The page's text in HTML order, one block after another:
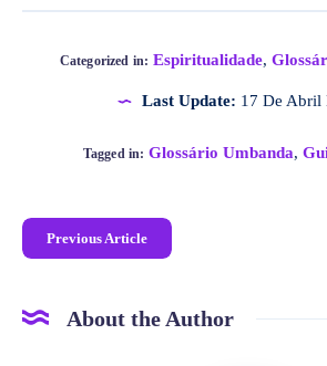
Categorized in: Espiritualidade,
Last Update: 17 De Abril
Tagged in: Glossário Umbanda,
Previous Article
About the Author